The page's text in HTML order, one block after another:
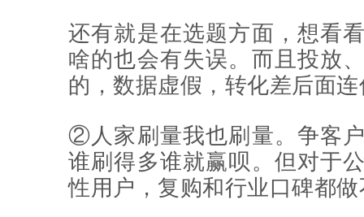
还有就是在选题方面，想看
啥的也会有失误。而且投放
的，数据虚假，转化差后面
②人家刷量我也刷量。争客
谁刷得多谁就赢呗。但对于
性用户，复购和行业口碑都